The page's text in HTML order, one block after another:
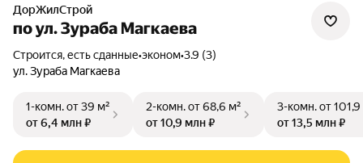
ДорЖилСтрой
по ул. Зураба Магкаева
Строится, есть сданные•эконом•3.9 (3)
ул. Зураба Магкаева
1-комн.от 39 м²
от 6,4 млн ₽
2-комн.от 68,6 м²
от 10,9 млн ₽
3-комн.от
от 13,5 млн ₽